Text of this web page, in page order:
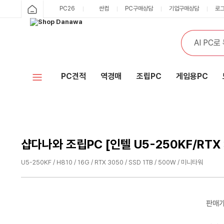
PC26 싼컴 PC구매상담 기업구매상담 로
통
합
검
색
검
색
PC견적 역경매 조립PC 게임용PC
샵다나와 조립PC [인텔 U5-250KF/
U5-250KF / H810 / 16G / RTX 3050 / SSD 1TB / 500W / 미니타워
판매